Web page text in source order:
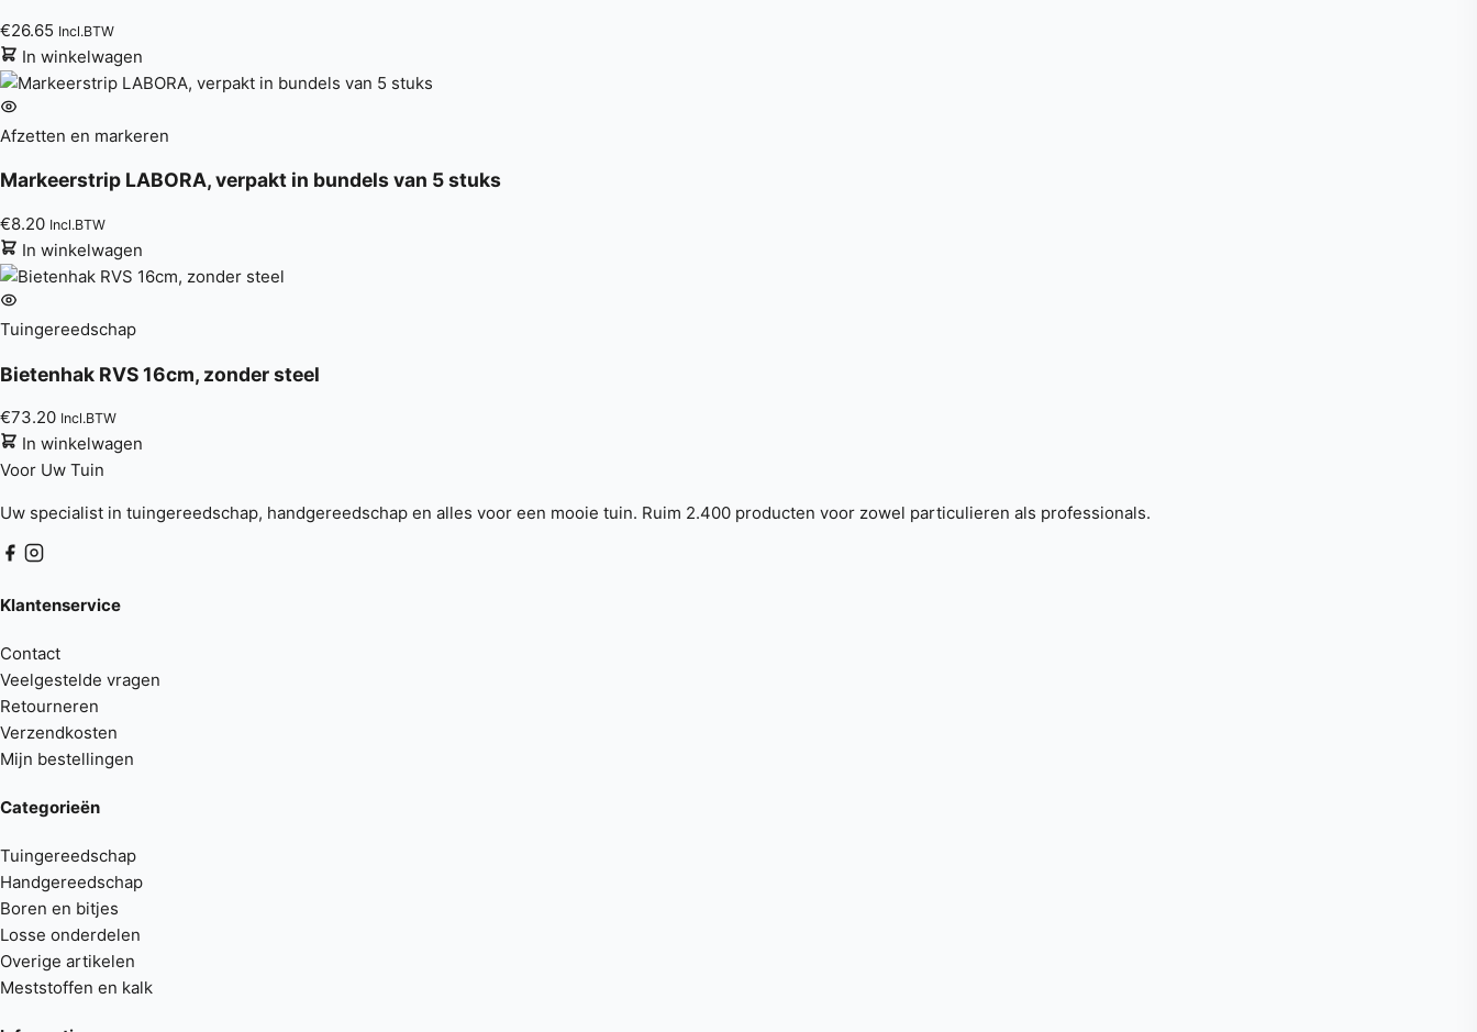
€26.65 Incl.BTW
In winkelwagen
Afzetten en markeren
Markeerstrip LABORA, verpakt in bundels van 5 stuks
€8.20 Incl.BTW
In winkelwagen
Tuingereedschap
Bietenhak RVS 16cm, zonder steel
€73.20 Incl.BTW
In winkelwagen
Voor Uw Tuin
Uw specialist in tuingereedschap, handgereedschap en alles voor een mooie tuin. Ruim 2.400 producten voor zowel particulieren als professionals.
Klantenservice
Contact
Veelgestelde vragen
Retourneren
Verzendkosten
Mijn bestellingen
Categorieën
Tuingereedschap
Handgereedschap
Boren en bitjes
Losse onderdelen
Overige artikelen
Meststoffen en kalk